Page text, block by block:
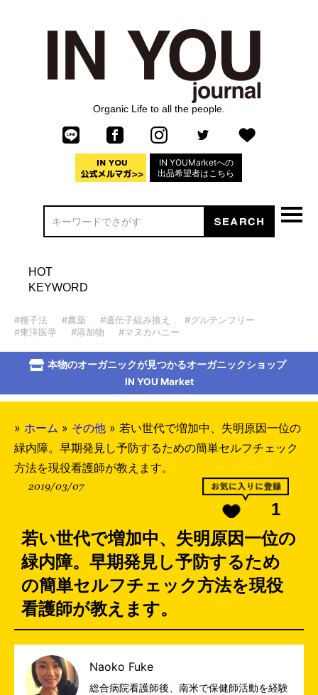
Organic Life to all the people.
IN YOUMarketへの
出品希望者はこちら
HOT
KEYWORD
#種子法 #農薬 #遺伝子組み換え
#グルテンフリー
#東洋医学
#添加物 #マヌカハニー
本物のオーガニックが見つかるオーガニックショップ
IN YOU Market
» ホーム » その他 » 若い世代で増加中、失明原因一位の
緑内障。早期発見し予防するための簡単セルフチェック
方法を現役看護師が教えます。
2019/03/07
1
若い世代で増加中、失明原因一位の
緑内障。早期発見し予防するため
の簡単セルフチェック方法を現役
看護師が教えます。
Naoko Fuke
総合病院看護師後、南米で保健師活動を経験